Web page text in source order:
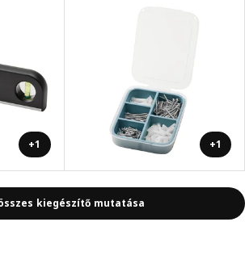
+1 +1
kiegészítő mutatása